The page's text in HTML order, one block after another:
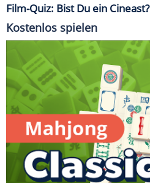
Film-Quiz: Bist Du ein Cineast?
Kostenlos spielen